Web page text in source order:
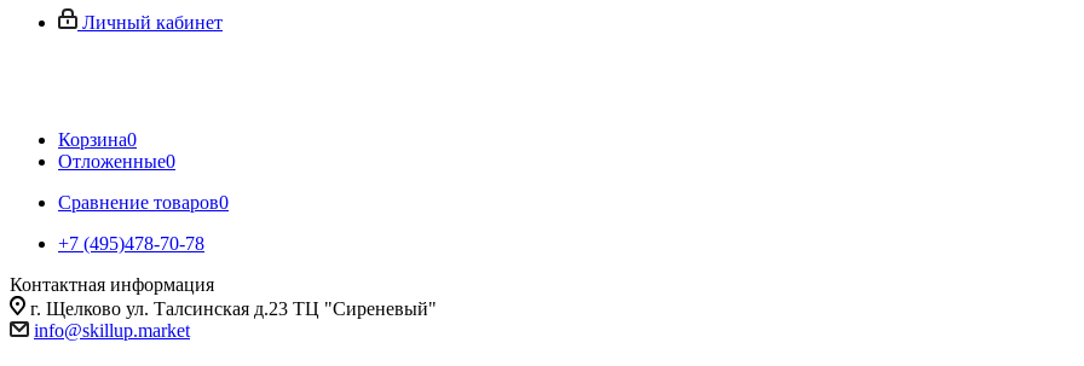
Личный кабинет
Корзина0
Отложенные0
Сравнение товаров0
+7 (495)478-70-78
Контактная информация
г. Щелково ул. Талсинская д.23 ТЦ "Сиреневый"
info@skillup.market